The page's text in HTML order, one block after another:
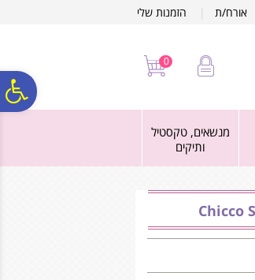
אורח/ת הזמנות שלי
0
מנשאים, טקסטיל
ותיקים